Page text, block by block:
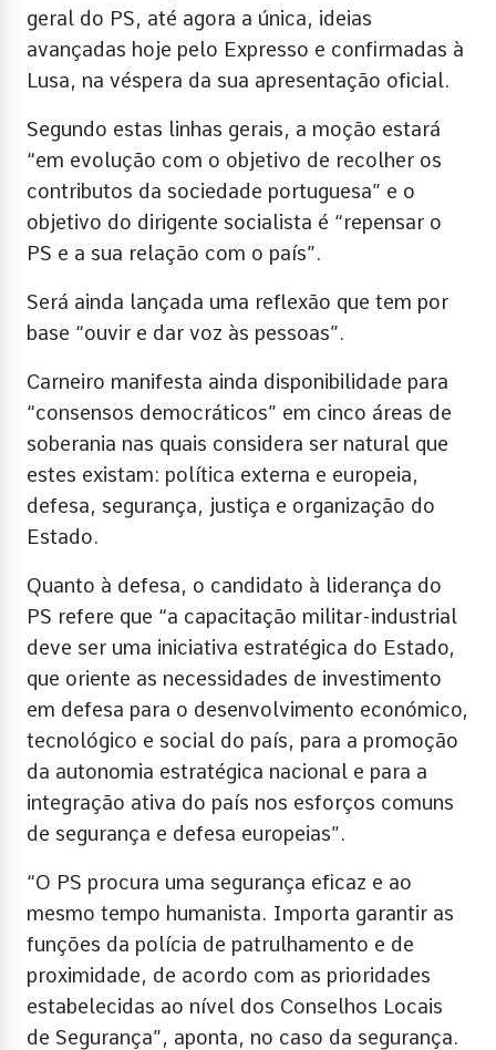
geral do PS, até agora a única, ideias
avançadas hoje pelo Expresso e confirmadas à
Lusa, na véspera da sua apresentação oficial.
Segundo estas linhas gerais, a moção estará
“em evolução com o objetivo de recolher os
contributos da sociedade portuguesa” e o
objetivo do dirigente socialista é “repensar o
PS e a sua relação com o país”.
Será ainda lançada uma reflexão que tem por
base “ouvir e dar voz às pessoas”.
Carneiro manifesta ainda disponibilidade para
“consensos democráticos” em cinco áreas de
soberania nas quais considera ser natural que
estes existam: política externa e europeia,
defesa, segurança, justiça e organização do
Estado.
Quanto à defesa, o candidato à liderança do
PS refere que “a capacitação militar-industrial
deve ser uma iniciativa estratégica do Estado,
que oriente as necessidades de investimento
em defesa para o desenvolvimento económico,
tecnológico e social do país, para a promoção
da autonomia estratégica nacional e para a
integração ativa do país nos esforços comuns
de segurança e defesa europeias”.
“O PS procura uma segurança eficaz e ao
mesmo tempo humanista. Importa garantir as
funções da polícia de patrulhamento e de
proximidade, de acordo com as prioridades
estabelecidas ao nível dos Conselhos Locais
de Segurança”, aponta, no caso da segurança.